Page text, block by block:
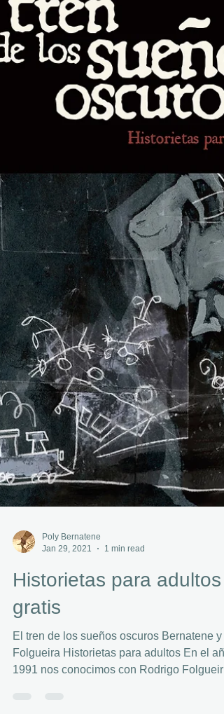
Jan 29, 2021
Historietas para adultos
gratis
El tren de los sueños oscuros Bernatene y
Folgueira Historietas para adultos En el